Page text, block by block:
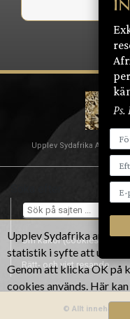
TYP AV
Upplev en
vacker
Upplev Sydafrika AB |
Om kakor (cookies)
Rätt- och vist resande
© Allt innehåll är
Upplev Sydafrika
statistik i syfte att
Genom att klicka OK på
cookies används. Här
Ps.